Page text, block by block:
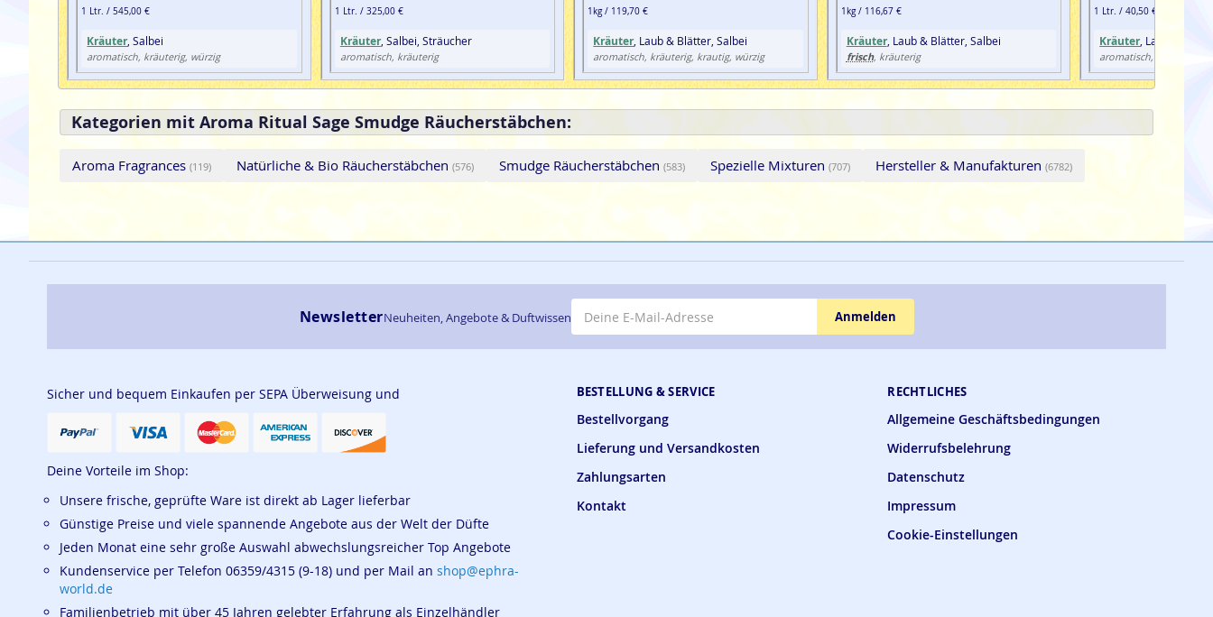
1 Ltr. / 545,00 €
Kräuter, Salbei
aromatisch, kräuterig, würzig
1 Ltr. / 325,00 €
Kräuter, Salbei, Sträucher
aromatisch, kräuterig
1kg / 119,70 €
Kräuter, Laub & Blätter, Salbei
aromatisch, kräuterig, krautig, würzig
1kg / 116,67 €
Kräuter, Laub & Blätter, Salbei
frisch, kräuterig
1 Ltr. / 40,50 €
Kräuter, Laub &
aromatisch,
Kategorien mit Aroma Ritual Sage Smudge Räucherstäbchen:
Aroma Fragrances (119) Natürliche & Bio Räucherstäbchen (576) Smudge Räucherstäbchen (583) Spezielle Mixturen (707) Hersteller & Manufakturen (6782)
BESTELLUNG & SERVICE
Bestellvorgang
Lieferung und Versandkosten
Zahlungsarten
Kontakt
RECHTLICHES
Allgemeine Geschäftsbedingungen
Widerrufsbelehrung
Datenschutz
Impressum
Cookie-Einstellungen
NewsletterNeuheiten, Angebote & Duftwissen Anmelden
Sicher und bequem Einkaufen per SEPA Überweisung und
Deine Vorteile im Shop:
Unsere frische, geprüfte Ware ist direkt ab Lager lieferbar
Günstige Preise und viele spannende Angebote aus der Welt der Düfte
Jeden Monat eine sehr große Auswahl abwechslungsreicher Top Angebote
Kundenservice per Telefon 06359/4315 (9-18) und per Mail an shop@ephra-
world.de
Familienbetrieb mit über 45 Jahren gelebter Erfahrung als Einzelhändler